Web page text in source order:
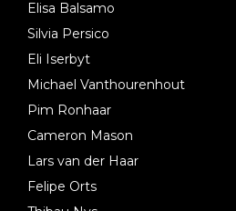
Elisa Balsamo
Silvia Persico
Eli Iserbyt
Michael Vanthourenhout
Pim Ronhaar
Cameron Mason
Lars van der Haar
Felipe Orts